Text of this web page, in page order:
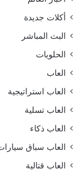
أكلات جديدة
البث المباشر
الحلويات
العاب
العاب استراتيجية
العاب تسلية
العاب ذكاء
العاب سباق
العاب قتالية